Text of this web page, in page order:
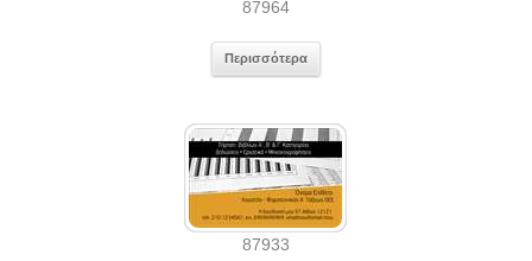
87964
Περισσότερα
87933